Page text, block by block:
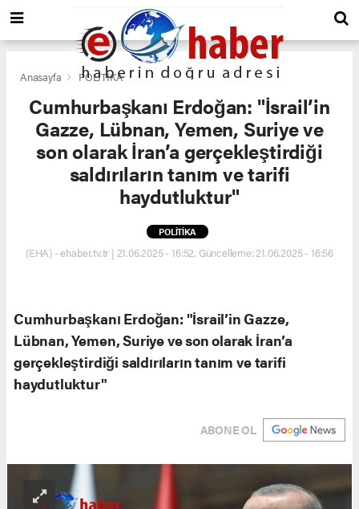
Anasayfa POLİTİKA
Cumhurbaşkanı Erdoğan: "İsrail’in
Gazze, Lübnan, Yemen, Suriye ve
son olarak İran’a gerçekleştirdiği
saldırıların tanım ve tarifi
haydutluktur"
POLİTİKA
(EHA) - ehaber.tv.tr | 21.06.2025 - 16:52, Güncelleme: 21.06.2025 - 16:56
Cumhurbaşkanı Erdoğan: "İsrail’in Gazze,
Lübnan, Yemen, Suriye ve son olarak İran’a
gerçekleştirdiği saldırıların tanım ve tarifi
haydutluktur"
ABONE OL